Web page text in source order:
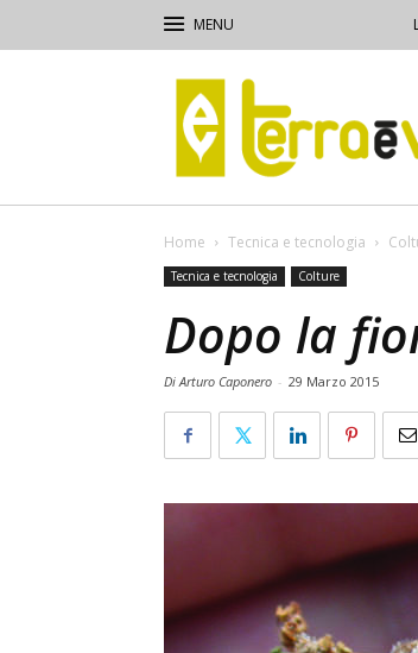
Terra
e
Vita
Home Tecnica e tecnologia
Tecnica e tecnologia Colture
Dopo la
Di Arturo Caponero - 29 Marzo 2015